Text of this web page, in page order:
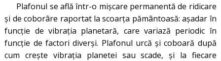
Plafonul se află într-o mișcare permanentă de ridicare
și de coborâre raportat la scoarța pământoasă: așadar în
funcție de vibrația planetară, care variază periodic în
funcție de factori diverși. Plafonul urcă și coboară după
cum crește vibrația planetei sau scade, și la fiecare